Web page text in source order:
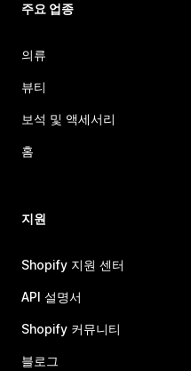
주요 업종
의류
뷰티
보석 및 액세서리
홈
지원
Shopify 지원 센터
API 설명서
Shopify 커뮤니티
블로그